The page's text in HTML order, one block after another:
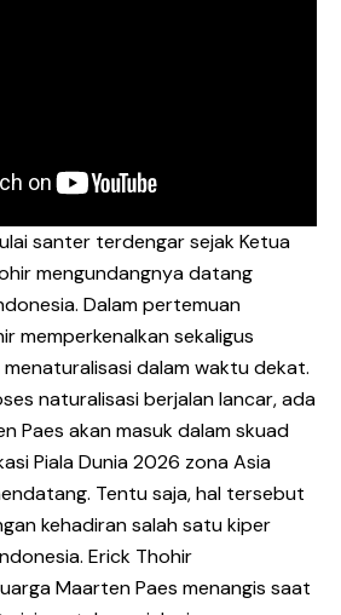
santer terdengar sejak Ketua
mengundangnya datang
Dalam pertemuan
memperkenalkan sekaligus
dalam waktu dekat.
naturalisasi berjalan lancar, ada
Paes akan masuk dalam skuad
Piala Dunia 2026 zona Asia
Tentu saja, hal tersebut
kehadiran salah satu kiper
Erick Thohir
Maarten Paes menangis saat